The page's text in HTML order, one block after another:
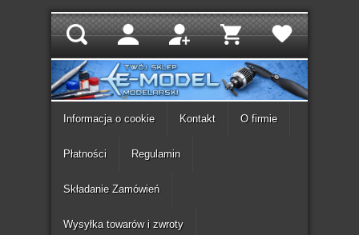
Informacja o cookie Kontakt O firmie
Płatności Regulamin
Składanie Zamówień
Wysyłka towarów i zwroty